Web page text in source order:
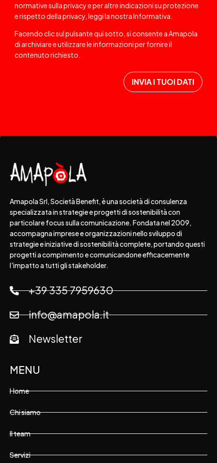
normative sulla privacy e per altre indicazioni su protezione
e rispetto della privacy, leggi la nostraInformativa
Facendo clic sul pulsante qui sotto, si consente a Amapola
di archiviare e utilizzare le informazioni per fornire il
contenuto richiesto.
Amapola Srl, Società Benefit, è una società di consulenza
specializzata in strategie e progetti di sostenibilità con
particolare focus sulla comunicazione. Fondata nel 2009,
accompagna imprese e organizzazioni nello sviluppo di
strategie e iniziative di sostenibilità complete, portando questi
progetti a compimento e comunicandone efficacemente
l'impatto a tutti gli stakeholder.
+39 335 7959630
info@amapola.it
Newsletter
MENU
Home
Chi siamo
Il team
Servizi